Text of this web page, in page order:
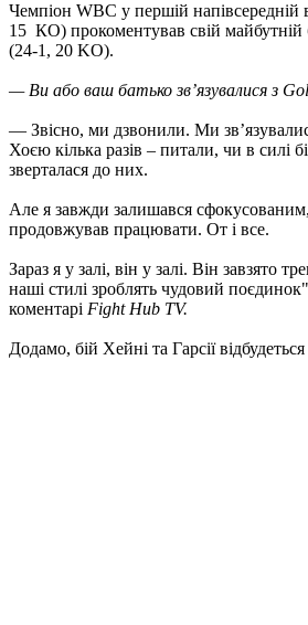
Чемпіон WBC у першій напівсередній
15 КО) прокоментував свій майбутній
(24-1, 20 KO).
— Ви або ваш батько зв’язувалися з
— Звісно, ​​ми дзвонили. Ми
Хоєю кілька разів – питали, чи в силі
зверталася до них.
Але я завжди залишався сфокусованим,
продовжував працювати. От і все.
Зараз я у залі, він у залі. Він завзято
наші стилі зроблять чудовий
коментарі Fight Hub TV.
Додамо, бій Хейні та Гарсії